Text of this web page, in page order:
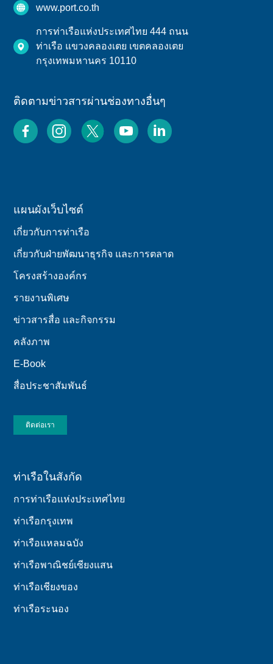
www.port.co.th
การท่าเรือแห่งประเทศไทย 444 ถนน
ท่าเรือ แขวงคลองเตย เขตคลองเตย
กรุงเทพมหานคร 10110
ติดตามข่าวสารผ่านช่องทางอื่นๆ
แผนผังเว็บไซต์
เกี่ยวกับการท่าเรือ
เกี่ยวกับฝ่ายพัฒนาธุรกิจ และการตลาด
โครงสร้างองค์กร
รายงานพิเศษ
ข่าวสารสื่อ และกิจกรรม
คลังภาพ
E-Book
สื่อประชาสัมพันธ์
ติดต่อเรา
ท่าเรือในสังกัด
การท่าเรือแห่งประเทศไทย
ท่าเรือกรุงเทพ
ท่าเรือแหลมฉบัง
ท่าเรือพาณิชย์เซียงแสน
ท่าเรือเชียงของ
ท่าเรือระนอง